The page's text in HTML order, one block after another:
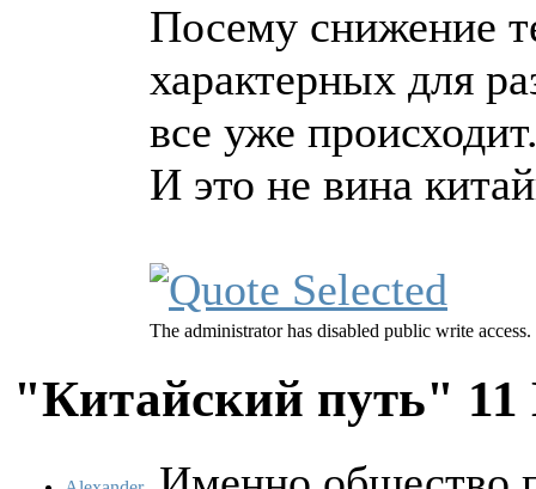
Посему снижение
характерных для
все уже
И это не вина
The administrator has disabled public write access.
"Китайский путь"